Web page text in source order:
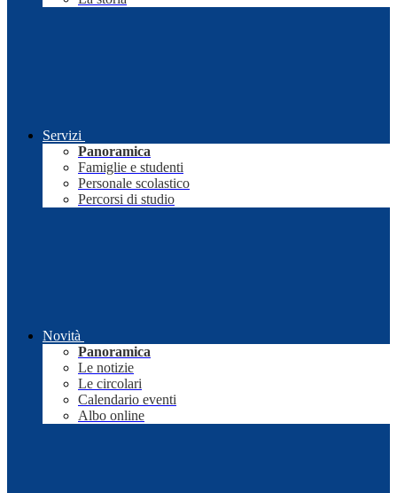
Servizi
Panoramica
Famiglie e studenti
Personale scolastico
Percorsi di studio
Novità
Panoramica
Le notizie
Le circolari
Calendario eventi
Albo online